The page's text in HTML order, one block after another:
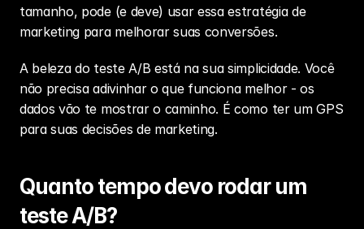
tamanho, pode (e deve) usar essa estratégia de
marketing para melhorar suas conversões.
A beleza do teste A/B está na sua simplicidade. Você
não precisa adivinhar o que funciona melhor - os
dados vão te mostrar o caminho. É como ter um GPS
para suas decisões de marketing.
Quanto tempo devo rodar um
teste A/B?